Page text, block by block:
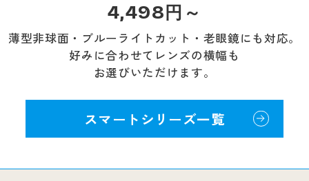
4,498 円～
薄型非球面・ブルーライトカット・老眼鏡にも対応。
好みに合わせてレンズの横幅も
お選びいただけます。
スマートシリーズ一覧